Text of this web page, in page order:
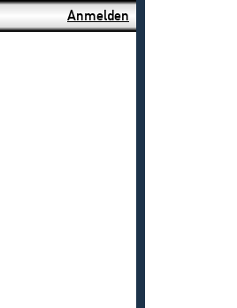
Anmelden